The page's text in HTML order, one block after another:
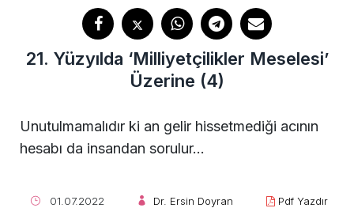
21. Yüzyılda ‘Milliyetçilikler Meselesi’
Üzerine (4)
Unutulmamalıdır ki an gelir hissetmediği acının
hesabı da insandan sorulur…
01.07.2022 Dr. Ersin Doyran Pdf Yazdır